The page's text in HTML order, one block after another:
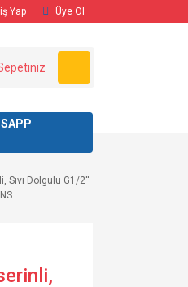
Yap Üye Ol
Sıvı Dolgulu G1/2''